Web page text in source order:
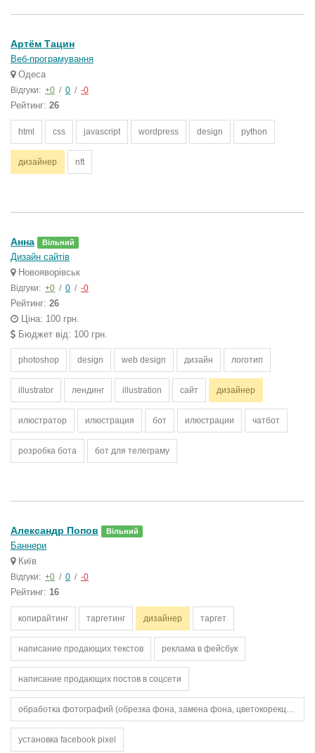
Артём Тацин
Веб-програмування
Одеса
Відгуки: +0 / 0 / -0
Рейтинг: 26
html css javascript wordpress design python
дизайнер nft
Анна Вільний
Дизайн сайтів
Новояворівськ
Відгуки: +0 / 0 / -0
Рейтинг: 26
Ціна: 100 грн.
Бюджет від: 100 грн.
photoshop design web design дизайн логотип
illustrator лендинг illustration сайт дизайнер
илюстратор илюстрация бот илюстрации чатбот
розробка бота бот для телеграму
Александр Попов Вільний
Баннери
Київ
Відгуки: +0 / 0 / -0
Рейтинг: 16
копирайтинг таргетинг дизайнер таргет
написание продающих текстов реклама в фейсбук
написание продающих постов в соцсети
обработка фотографий (обрезка фона, замена фона, цветокорекция, наложение эффектов)
установка facebook pixel